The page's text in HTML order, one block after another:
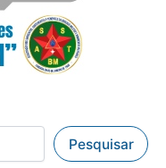
Pesquisar